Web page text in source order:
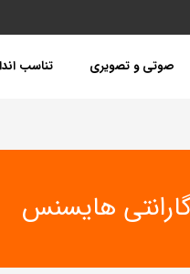
صوتی و تصویری تناسب
هایسنس